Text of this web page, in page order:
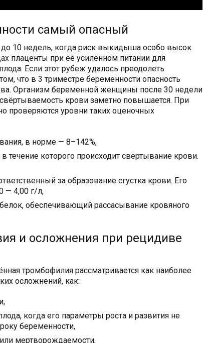
самый опасный
10 недель, когда риск выкидыша особо высок
плаценты при её усиленном питании для
Если этот рубеж удалось преодолеть
что в 3 триместре беременности опасность
Организм беременной женщины после 30 недели
крови заметно повышается. При
проверяются уровни таких оценочных
в норме — 8–142%,
которого происходит свёртывание крови.
за образование сгустка крови. Его
— 4,00 г/л,
обеспечивающий рассасывание кровяного
и осложнения при рецидиве
тромбофилия рассматривается как наиболее
осложнений, как:
когда его параметры роста и развития не
беременности,
мертворождаемости,